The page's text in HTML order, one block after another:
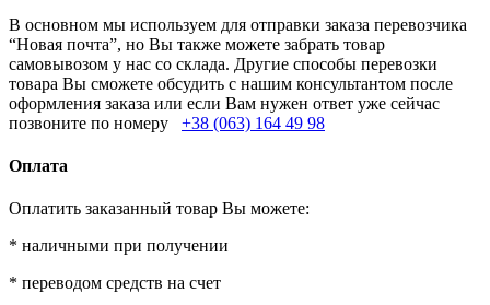
В основном мы используем для отправки заказа перевозчика
“Новая почта”, но Вы также можете забрать товар
самовывозом у нас со склада. Другие способы перевозки
товара Вы сможете обсудить с нашим консультантом после
оформления заказа или если Вам нужен ответ уже сейчас
позвоните по номеру +38 (063) 164 49 98
Оплата
Оплатить заказанный товар Вы можете:
* наличными при получении
* переводом средств на счет